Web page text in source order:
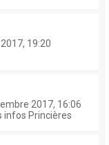
19:20
2017, 16:06
infos Princières